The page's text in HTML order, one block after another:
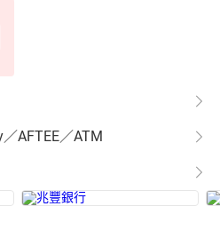
AFTEE／ATM